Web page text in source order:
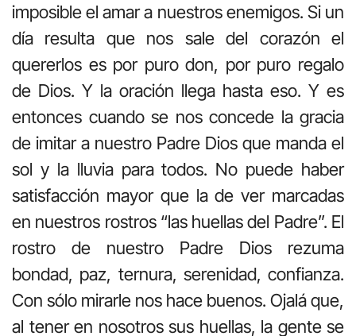
imposible el amar a nuestros enemigos. Si un
día resulta que nos sale del corazón el
quererlos es por puro don, por puro regalo
de Dios. Y la oración llega hasta eso. Y es
entonces cuando se nos concede la gracia
de imitar a nuestro Padre Dios que manda el
sol y la lluvia para todos. No puede haber
satisfacción mayor que la de ver marcadas
en nuestros rostros “las huellas del Padre”. El
rostro de nuestro Padre Dios rezuma
bondad, paz, ternura, serenidad, confianza.
Con sólo mirarle nos hace buenos. Ojalá que,
al tener en nosotros sus huellas, la gente se